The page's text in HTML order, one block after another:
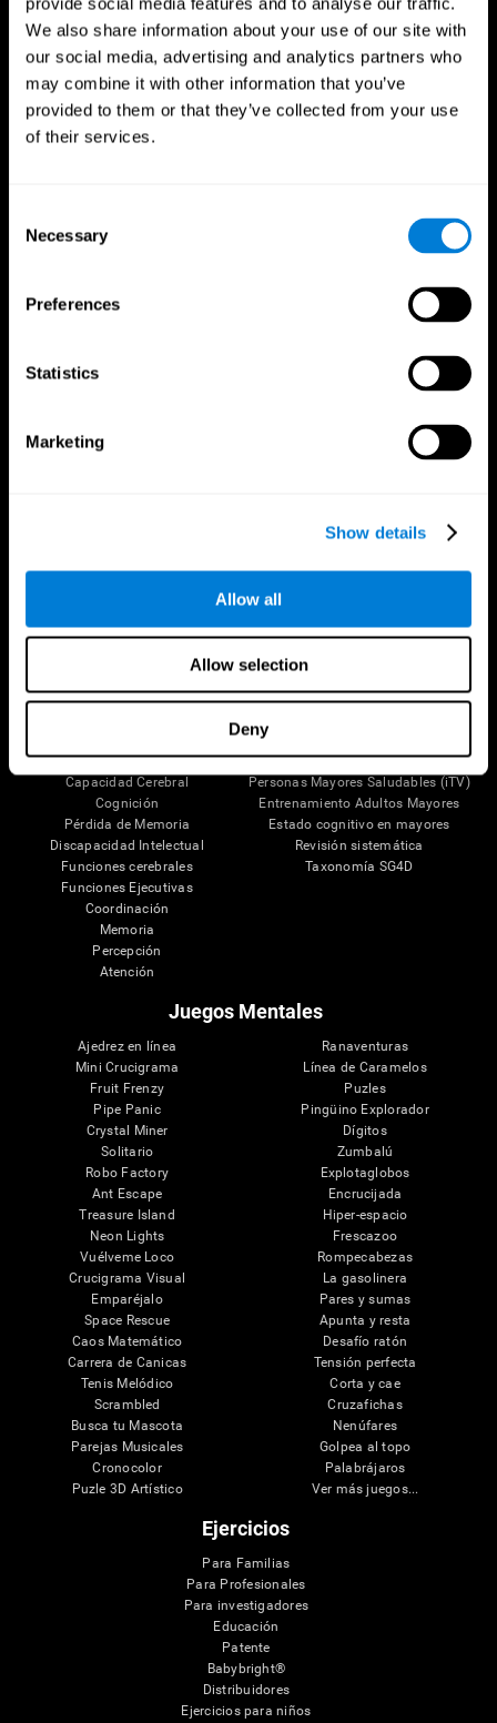
We also share information about your use of our site with
our social media, advertising and analytics partners who
may combine it with other information that you’ve
provided to them or that they’ve collected from your use
of their services.
Selection
Necessary
Preferences
Statistics
Marketing
Show details
Allow all
Allow selection
Deny
Tu Cerebro
Mente y Cerebro
Plasticidad Neuronal
Capacidad Cerebral
Cognición
Pérdida de Memoria
Discapacidad Intelectual
Funciones cerebrales
Funciones Ejecutivas
Coordinación
Memoria
Percepción
Atención
Investigación
Juegos de Ordenador
Evaluación Holistica
Personas Mayores Saludables (iTV)
Entrenamiento Adultos Mayores
Estado cognitivo en mayores
Revisión sistemática
Taxonomía SG4D
Juegos Mentales
Ajedrez en línea
Mini Crucigrama
Fruit Frenzy
Pipe Panic
Crystal Miner
Solitario
Robo Factory
Ant Escape
Treasure Island
Neon Lights
Vuélveme Loco
Crucigrama Visual
Emparéjalo
Space Rescue
Caos Matemático
Carrera de Canicas
Tenis Melódico
Scrambled
Busca tu Mascota
Parejas Musicales
Cronocolor
Puzle 3D Artístico
Ranaventuras
Línea de Caramelos
Puzles
Pingüino Explorador
Dígitos
Zumbalú
Explotaglobos
Encrucijada
Hiper-espacio
Frescazoo
Rompecabezas
La gasolinera
Pares y sumas
Apunta y resta
Desafío ratón
Tensión perfecta
Corta y cae
Cruzafichas
Nenúfares
Golpea al topo
Palabrájaros
Ver más juegos...
Ejercicios
Para Familias
Para Profesionales
Para investigadores
Educación
Patente
Babybright®
Distribuidores
Ejercicios para niños